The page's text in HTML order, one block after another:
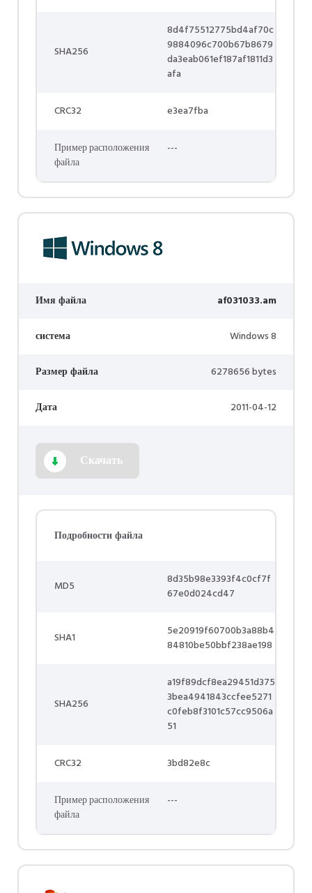
SHA256
8d4f75512775bd4af70c
9884096c700b67b8679
da3eab061ef187af1811d3
afa
CRC32 e3ea7fba
Пример расположения
файла
---
Имя файла af031033.am
система Windows 8
Размер файла 6278656 bytes
Дата 2011-04-12
Скачать
Подробности файла
MD5
8d35b98e3393f4c0cf7f
67e0d024cd47
SHA1
5e20919f60700b3a88b4
84810be50bbf238ae198
SHA256
a19f89dcf8ea29451d375
3bea4941843ccfee5271
c0feb8f3101c57cc9506a
51
CRC32 3bd82e8c
Пример расположения
файла
---